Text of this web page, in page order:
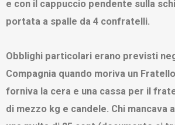
e con il cappuccio pendente sulla
portata a spalle da 4 confratelli.
Obblighi particolari erano previsti
Compagnia quando moriva un
forniva la cera e una cassa per il
di mezzo kg e candele. Chi mancava